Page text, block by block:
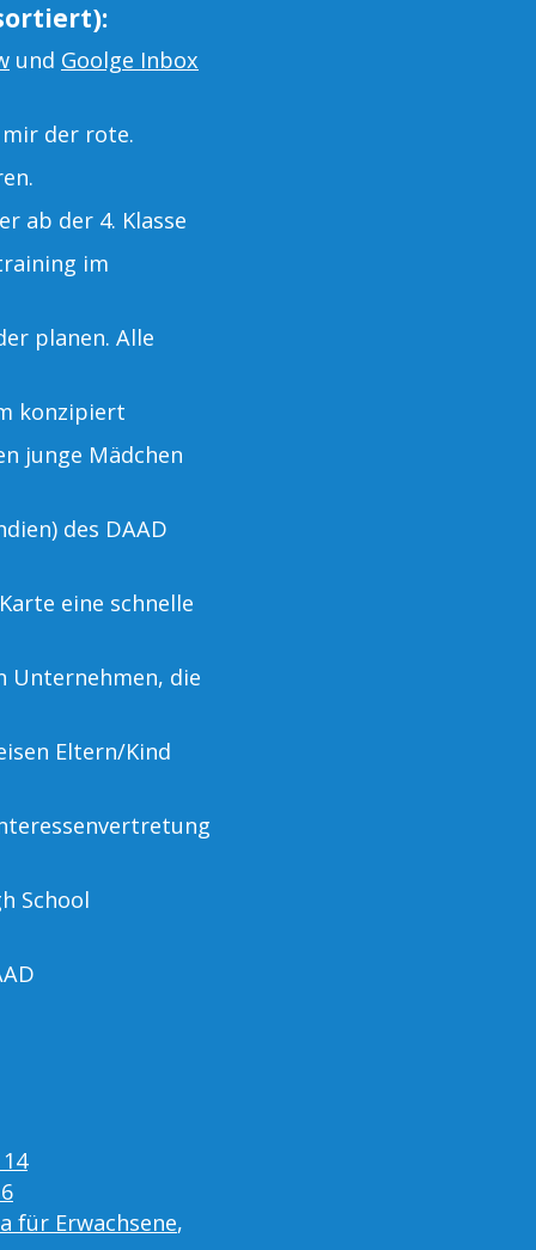
und Goolge Inbox
der rote.
ab der 4. Klasse
im
planen. Alle
konzipiert
junge Mädchen
des DAAD
eine schnelle
Unternehmen, die
Eltern/Kind
School
für Erwachsene,